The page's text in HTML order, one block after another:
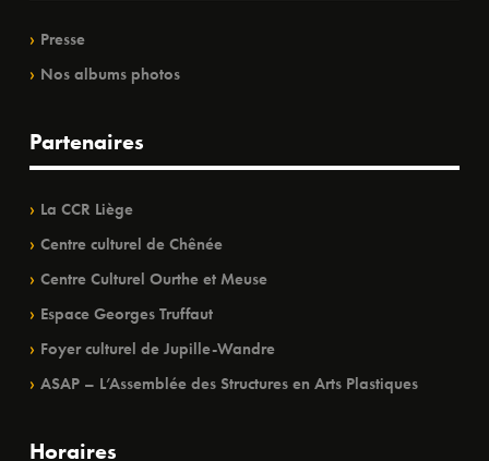
Presse
Nos albums photos
Partenaires
La CCR Liège
Centre culturel de Chênée
Centre Culturel Ourthe et Meuse
Espace Georges Truffaut
Foyer culturel de Jupille-Wandre
ASAP – L’Assemblée des Structures en Arts Plastiques
Horaires